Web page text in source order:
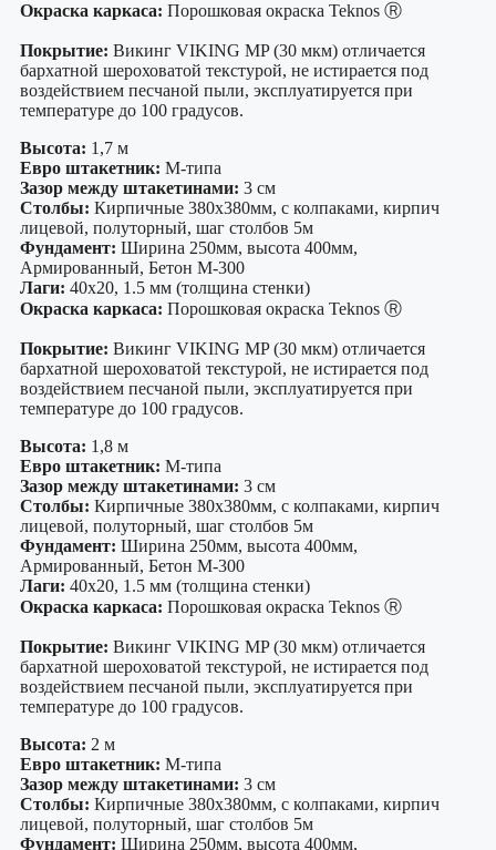
Окраска каркаса: Порошковая окраска Teknos Ⓡ
Покрытие: Викинг VIKING MP (30 мкм) отличается
бархатной шероховатой текстурой, не истирается под
воздействием песчаной пыли, эксплуатируется при
температуре до 100 градусов.
Высота: 1,7 м
Евро штакетник: М-типа
Зазор между штакетинами: 3 см
Столбы: Кирпичные 380х380мм, с колпаками, кирпич
лицевой, полуторный, шаг столбов 5м
Фундамент: Ширина 250мм, высота 400мм,
Армированный, Бетон М-300
Лаги: 40х20, 1.5 мм (толщина стенки)
Окраска каркаса: Порошковая окраска Teknos Ⓡ
Покрытие: Викинг VIKING MP (30 мкм) отличается
бархатной шероховатой текстурой, не истирается под
воздействием песчаной пыли, эксплуатируется при
температуре до 100 градусов.
Высота: 1,8 м
Евро штакетник: М-типа
Зазор между штакетинами: 3 см
Столбы: Кирпичные 380х380мм, с колпаками, кирпич
лицевой, полуторный, шаг столбов 5м
Фундамент: Ширина 250мм, высота 400мм,
Армированный, Бетон М-300
Лаги: 40х20, 1.5 мм (толщина стенки)
Окраска каркаса: Порошковая окраска Teknos Ⓡ
Покрытие: Викинг VIKING MP (30 мкм) отличается
бархатной шероховатой текстурой, не истирается под
воздействием песчаной пыли, эксплуатируется при
температуре до 100 градусов.
Высота: 2 м
Евро штакетник: М-типа
Зазор между штакетинами: 3 см
Столбы: Кирпичные 380х380мм, с колпаками, кирпич
лицевой, полуторный, шаг столбов 5м
Фундамент: Ширина 250мм, высота 400мм,